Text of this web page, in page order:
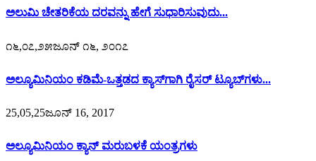
ಅಲುಮಿ ಚೇತರಿಕೆಯ ದರವನ್ನು ಹೇಗೆ ಸುಧಾರಿಸುವುದು...
೧೬,೦೭,೨೫ಜೂನ್ ೧೬, ೨೦೧೭
ಅಲ್ಯೂಮಿನಿಯಂ ಕಡಿಮೆ-ಒತ್ತಡದ ಕ್ಯಾಸ್‌ಗಾಗಿ ರೈಸರ್ ಟ್ಯೂಬ್‌ಗಳು...
25,05,25ಜೂನ್ 16, 2017
ಅಲ್ಯೂಮಿನಿಯಂ ಕ್ಯಾನ್ ಮರುಬಳಕೆ ಯಂತ್ರಗಳು